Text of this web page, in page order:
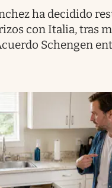
ha decidido
con Italia, tras
Schengen